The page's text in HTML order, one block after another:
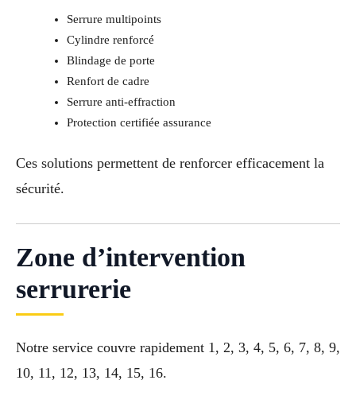
Serrure multipoints
Cylindre renforcé
Blindage de porte
Renfort de cadre
Serrure anti-effraction
Protection certifiée assurance
Ces solutions permettent de renforcer efficacement la
sécurité.
Zone d’intervention
serrurerie
Notre service couvre rapidement 1, 2, 3, 4, 5, 6, 7, 8, 9,
10, 11, 12, 13, 14, 15, 16.